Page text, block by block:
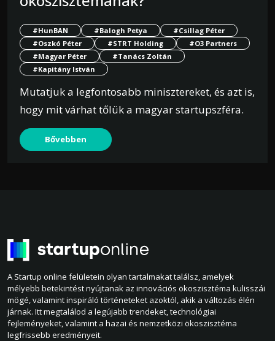
#HunBAN #Balogh Petya
#Csillag Péter
#Oszkó Péter
#STRT Holding
#O3 Partners
#Magyar Péter
#Tanács Zoltán
#Kapitány István
Mutatjuk a legfontosabb minisztereket, és azt is,
hogy mit várhat tőlük a magyar startupszféra.
Bővebben
A Startup online felületein olyan tartalmakat találsz, amelyek
mélyebb betekintést nyújtanak az innovációs ökoszisztéma kulisszái
mögé, valamint inspiráló történeteket azoktól, akik a változás élén
járnak. Itt megtalálod a legújabb trendeket, technológiai
fejleményeket, valamint a hazai és nemzetközi ökoszisztéma
legfrissebb eredményeit.